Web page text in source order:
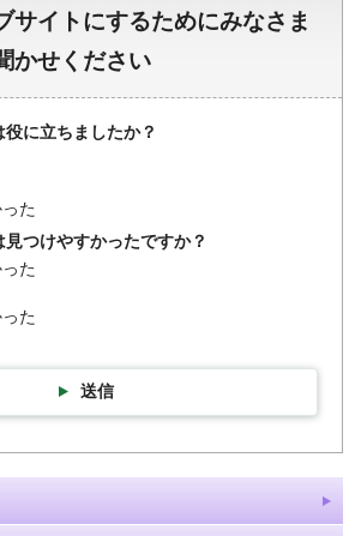
サイトにするためにみなさま
かせください
に立ちましたか？
た
つけやすかったですか？
た
た
送信